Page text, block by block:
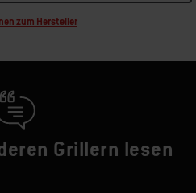
zum Hersteller
Grillern lesen